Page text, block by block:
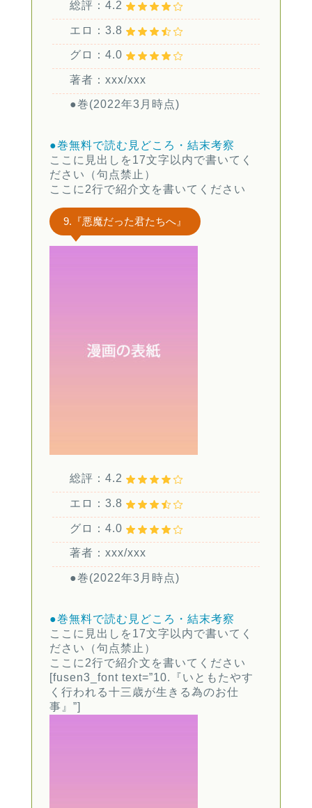
総評：4.2
エロ：3.8
グロ：4.0
著者：xxx/xxx
●巻(2022年3月時点)
●巻無料で読む 見どころ・結末考察
ここに見出しを17文字以内で書いてく
ださい（句点禁止）
ここに2行で紹介文を書いてください
9.『悪魔だった君たちへ』
総評：4.2
エロ：3.8
グロ：4.0
著者：xxx/xxx
●巻(2022年3月時点)
●巻無料で読む 見どころ・結末考察
ここに見出しを17文字以内で書いてく
ださい（句点禁止）
ここに2行で紹介文を書いてください
[fusen3_font text=”10.『いともたやす
く行われる十三歳が生きる為のお仕
事』”]